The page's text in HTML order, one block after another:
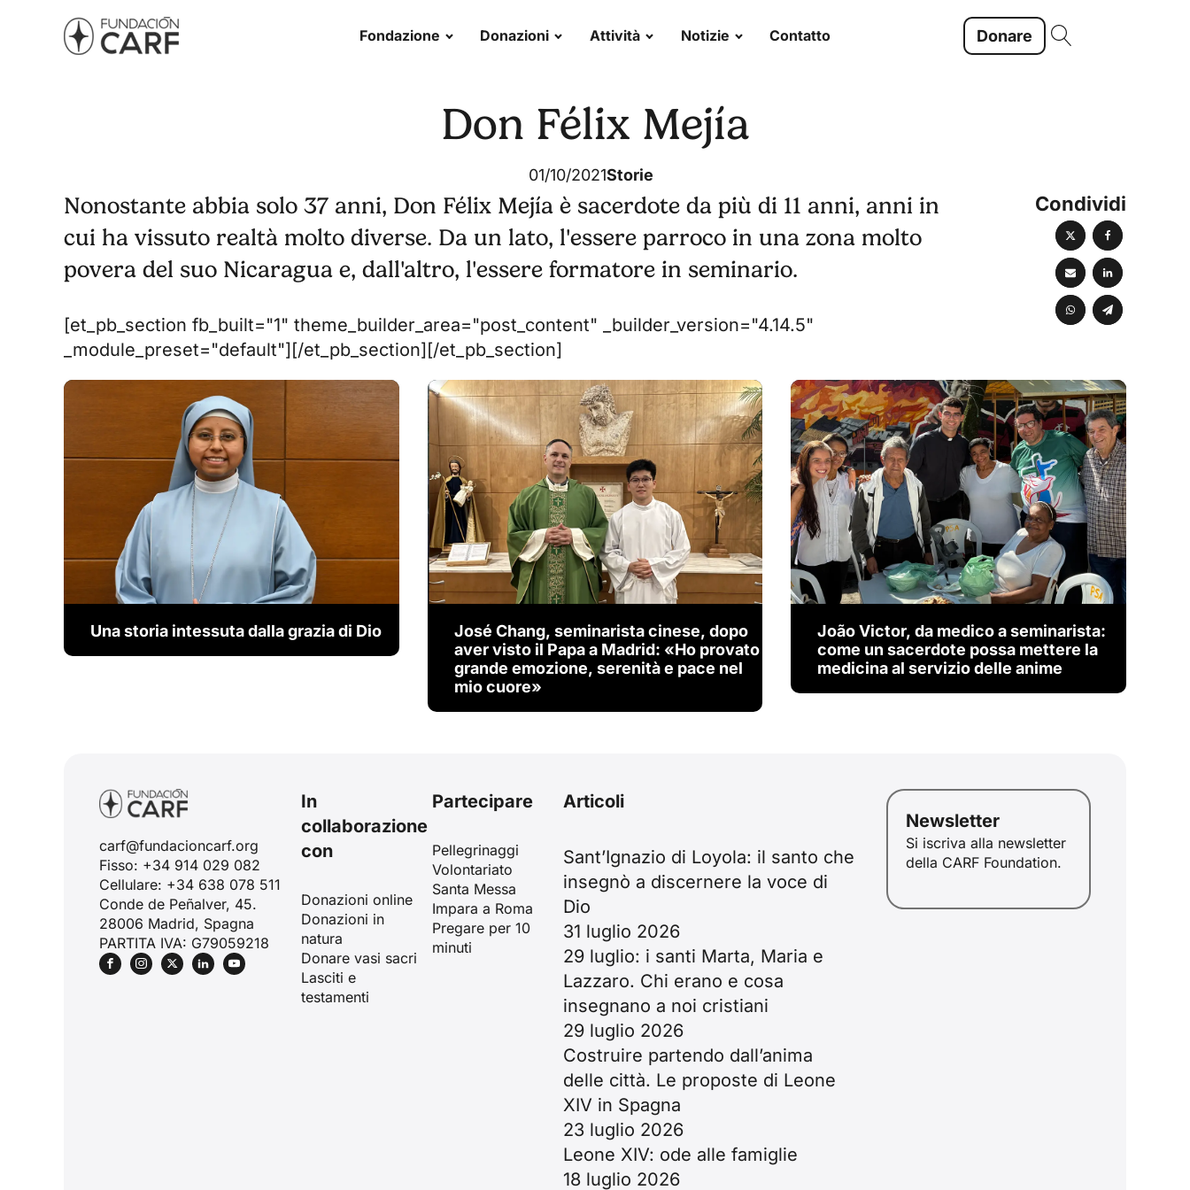
Fondazione Donazioni Attività Notizie Contatto Donare
Don Félix Mejía
01/10/2021Storie
Nonostante abbia solo 37 anni, Don Félix Mejía è sacerdote da più di 11 anni, anni in
cui ha vissuto realtà molto diverse. Da un lato, l'essere parroco in una zona molto
povera del suo Nicaragua e, dall'altro, l'essere formatore in seminario.
[et_pb_section fb_built="1" theme_builder_area="post_content" _builder_version="4.14.5"
_module_preset="default"][/et_pb_section][/et_pb_section]
Condividi
Una storia intessuta dalla grazia di Dio
José Chang, seminarista cinese, dopo
aver visto il Papa a Madrid: «Ho provato
grande emozione, serenità e pace nel
mio cuore»
João Victor, da medico a seminarista:
come un sacerdote possa mettere la
medicina al servizio delle anime
carf@fundacioncarf.org
Fisso: +34 914 029 082
Cellulare: +34 638 078 511
Conde de Peñalver, 45.
28006 Madrid, Spagna
PARTITA IVA: G79059218
In
collaborazione
con
Donazioni online
Donazioni in
natura
Donare vasi sacri
Lasciti e
testamenti
Partecipare
Pellegrinaggi
Volontariato
Santa Messa
Impara a Roma
Pregare per 10
minuti
Articoli
Sant’Ignazio di Loyola: il santo che
insegnò a discernere la voce di
Dio
31 luglio 2026
29 luglio: i santi Marta, Maria e
Lazzaro. Chi erano e cosa
insegnano a noi cristiani
29 luglio 2026
Costruire partendo dall’anima
delle città. Le proposte di Leone
XIV in Spagna
23 luglio 2026
Leone XIV: ode alle famiglie
18 luglio 2026
Newsletter
Si iscriva alla newsletter
della CARF Foundation.